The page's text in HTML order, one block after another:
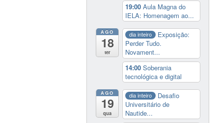
19:00Aula Magna do
IELA: Homenagem ao...
AGO
18
ter
dia inteiro
Exposição:
Perder Tudo.
Novament...
14:00Soberania
tecnológica e digital
AGO
19
qua
dia inteiro
Desafio
Universitário de
Nautide...